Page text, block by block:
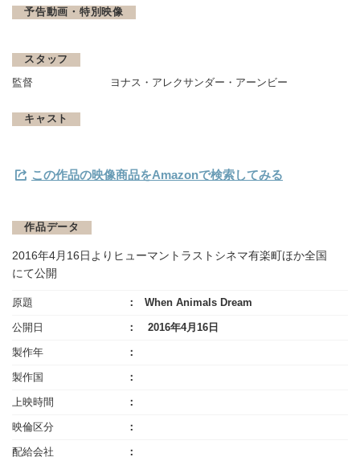
予告動画・特別映像
スタッフ
監督 ヨナス・アレクサンダー・アーンビー
キャスト
この作品の映像商品をAmazonで検索してみる
作品データ
2016年4月16日よりヒューマントラストシネマ有楽町ほか全国
にて公開
原題 When Animals Dream
公開日 2016年4月16日
製作年
製作国
上映時間
映倫区分
配給会社